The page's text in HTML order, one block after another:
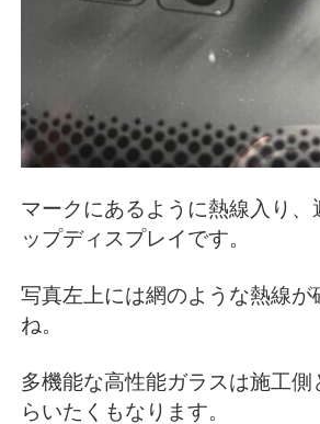
マークにあるように熱線入り、
ップディスプレイです。
写真左上には網のような熱線が
ね。
多機能な高性能ガラスは施工側
らいたくもなります。